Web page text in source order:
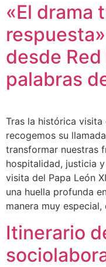
«El drama
desde
palabras
Tras la histórica visita
recogemos su
transformar nuestras
hospitalidad, justicia
visita del Papa León
una huella profunda
manera muy
Itinerario